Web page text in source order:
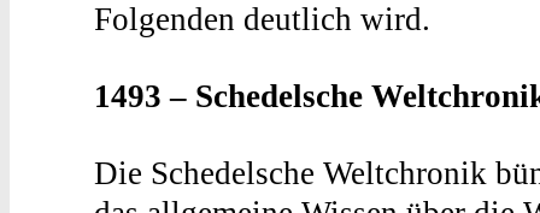
Folgenden deutlich wird.
1493 – Schedelsche
Die Schedelsche Weltchronik